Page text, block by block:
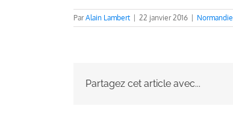
ParAlain Lambert | 22 janvier 2016 | Normandie
Partagez cet article avec...